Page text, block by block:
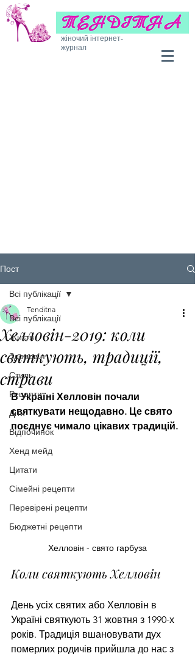
жіночий інтернет-
журнал
Пост
Всі публікації
Життя
Здоров'я
Стиль
Рецепти
Діти
Відпочинок
Хенд мейд
Цитати
Сімейні рецепти
Перевірені рецепти
Бюджетні рецепти
Всі публікації
Хелловін-2019: коли
святкують, традиції,
страви
Tenditna
В Україні Хелловін почали
святкувати нещодавно. Це свято
поєднує чимало цікавих традицій.
Хелловін - свято гарбуза
Коли святкують Хелловін
День усіх святих або Хелловін в
Україні святкують 31 жовтня з 1990-х
років. Традиція вшановувати дух
померлих родичів прийшла до нас з